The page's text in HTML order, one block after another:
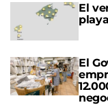
El
El